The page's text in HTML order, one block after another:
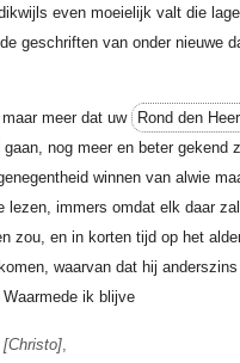
even moeielijk valt die
geschriften van onder nieuwe
meer dat uw Rond den
gaan, nog meer en beter
winnen van alwie
lezen, immers omdat elk daar
zou, en in korten tijd op het
waarvan dat hij
ik blijve
Christo ,